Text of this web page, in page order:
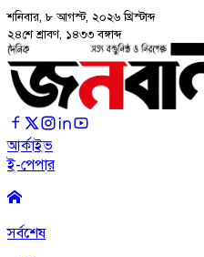
শনিবার, ৮ আগস্ট, ২০২৬ খ্রিস্টাব্দ
২৪শে শ্রাবণ, ১৪৩৩ বঙ্গাব্দ
আর্কাইভ
ই-পেপার
সর্বশেষ